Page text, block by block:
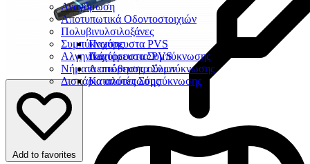
Αναγόμωση
Αποτυπωτικά Οδοντοστοιχιών
Πολυβινυλσιλοξάνες
Παχύρευστα PVS
Λεπτόρευστα PVS
Συμπύκνωσης
Παχύρευστα Συμπύκνωσης
Λεπτόρευστα Συμπύκνωσης
Καταλύτες Σύμπύκνωσης
Αλγηνικά
Νήματα απώθησης ούλων
Δισκάρια αποτύπωσης
Add to favorites